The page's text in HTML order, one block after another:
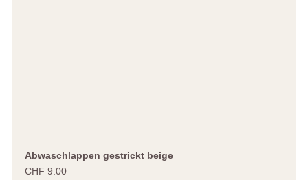
Abwaschlappen gestrickt beige
CHF 9.00